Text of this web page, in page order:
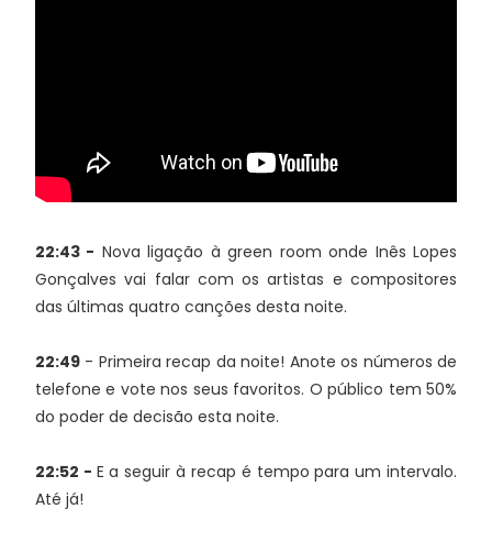
22:43 - Nova ligação à green room onde Inês Lopes
Gonçalves vai falar com os artistas e compositores
das últimas quatro canções desta noite.
22:49 - Primeira recap da noite! Anote os números de
telefone e vote nos seus favoritos. O público tem 50%
do poder de decisão esta noite.
22:52 - E a seguir à recap é tempo para um intervalo.
Até já!